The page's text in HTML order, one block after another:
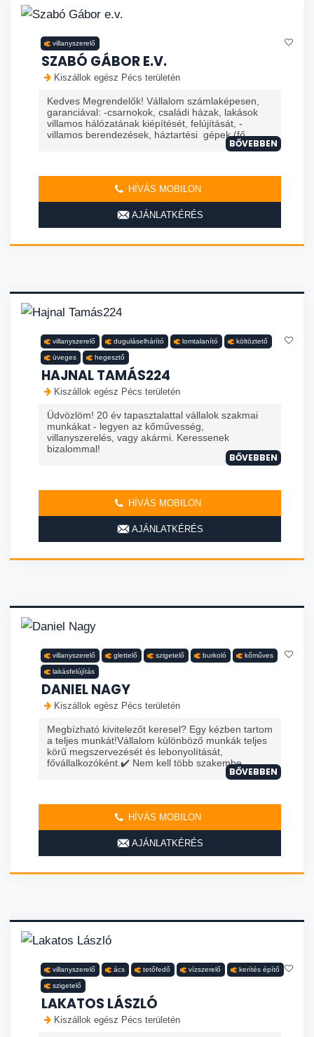
villanyszerelő
SZABÓ GÁBOR E.V.
Kiszállok egész Pécs területén
Kedves Megrendelők! Vállalom számlaképesen,
garanciával: -csarnokok, családi házak, lakások
villamos hálózatának kiépítését, felújítását, -
villamos berendezések, háztartési gépek (fő
BŐVEBBEN
HÍVÁS MOBILON
AJÁNLATKÉRÉS
villanyszerelő duguláselhárító lomtalanító költöztető
üveges hegesztő
HAJNAL TAMÁS224
Kiszállok egész Pécs területén
Üdvözlöm! 20 év tapasztalattal vállalok szakmai
munkákat - legyen az kőművesség,
villanyszerelés, vagy akármi. Keressenek
bizalommal!
BŐVEBBEN
HÍVÁS MOBILON
AJÁNLATKÉRÉS
villanyszerelő glettelő szigetelő burkoló kőműves
lakásfelújítás
DANIEL NAGY
Kiszállok egész Pécs területén
Megbízható kivitelezőt keresel? Egy kézben tartom
a teljes munkát!Vállalom különböző munkák teljes
körű megszervezését és lebonyolítását,
fővállalkozóként.✔️ Nem kell több szakembe...
BŐVEBBEN
HÍVÁS MOBILON
AJÁNLATKÉRÉS
villanyszerelő ács tetőfedő vízszerelő kerítés építő
szigetelő
LAKATOS LÁSZLÓ
Kiszállok egész Pécs területén